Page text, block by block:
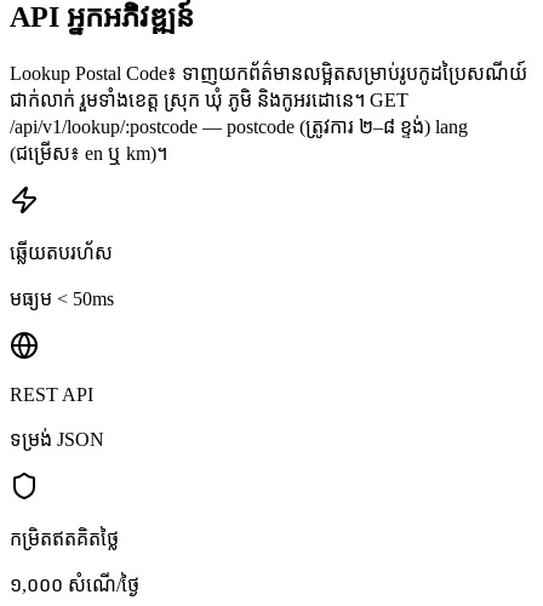
API អ្នកអភិវឌ្ឍន៍
Lookup Postal Code៖ ទាញយកព័ត៌មានលម្អិតសម្រាប់រូបកូដប្រៃសណីយ៍
ជាក់លាក់ រួមទាំងខេត្ត ស្រុក ឃុំ ភូមិ និងកូអរដោនេ។ GET
/api/v1/lookup/:postcode — postcode (ត្រូវការ ២–៨ ខ្ទង់) lang
(ជម្រើស៖ en ឬ km)។
ឆ្លើយតបរហ័ស
មធ្យម < 50ms
REST API
ទម្រង់ JSON
កម្រិតឥតគិតថ្លៃ
១,០០០ សំណើ/ថ្ងៃ